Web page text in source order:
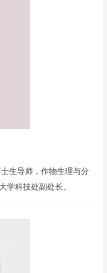
生导师，作物生理与分
学科技处副处长。